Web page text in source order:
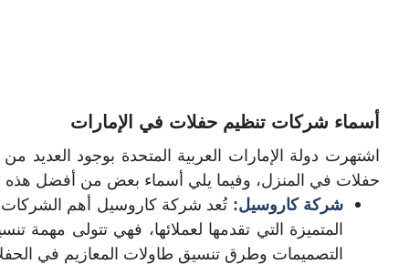
أسماء شركات تنظيم حفلات في الإمارات
اشتهرت دولة الإمارات العربية المتحدة بوجود
حفلات في المنزل، وفيما يلي أسماء بعض من أفضل
شركة كاروسيل: تُعد شركة كاروسيل أهم الشركات
المتميزة التي تقدمها لعملائها، فهي تتولى مهمة
التصميمات وطرق تنسيق طاولات المعازيم في